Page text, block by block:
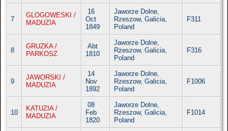
7
GLOGOWESKI /
MADUZIA
16
Oct
1849
Jaworze Dolne,
Rzeszow, Galicia,
Poland
F311
8
GRUZKA /
PARKOSZ
Abt
1810
Jaworze Dolne,
Rzeszow, Galicia,
Poland
F316
9
JAWORSKI /
MADUZIA
14
Nov
1892
Jaworze Dolne,
Rzeszow, Galicia,
Poland
F1006
10
KATUZIA /
MADUZIA
08
Feb
1820
Jaworze Dolne,
Rzeszow, Galicia,
Poland
F1014